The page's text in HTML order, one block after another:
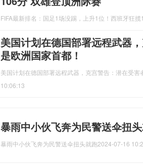
FIFA最新排名：国足1场没踢，上升1位！西班牙狂揽
美国计划在德国部署远程武器
是欧洲国家首都！
美国计划在德国部署远程武器，克宫警告：潜在受害
10:06:13
暴雨中小伙飞奔为民警送伞扭
暴雨中小伙飞奔为民警送伞扭头就跑2024-07-16